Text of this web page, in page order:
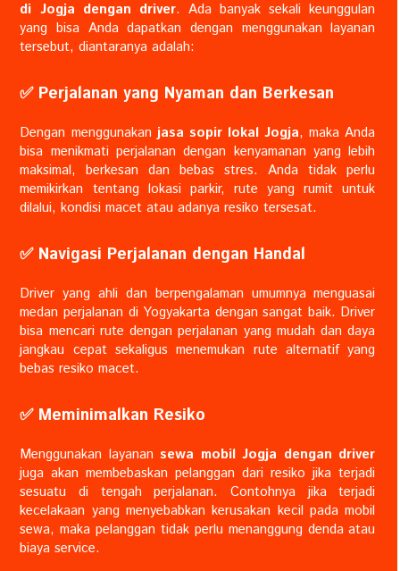
di Jogja dengan driver. Ada banyak sekali keunggulan
yang bisa Anda dapatkan dengan menggunakan layanan
tersebut, diantaranya adalah:
✅️ Perjalanan yang Nyaman dan Berkesan
Dengan menggunakan jasa sopir lokal Jogja, maka Anda
bisa menikmati perjalanan dengan kenyamanan yang lebih
maksimal, berkesan dan bebas stres. Anda tidak perlu
memikirkan tentang lokasi parkir, rute yang rumit untuk
dilalui, kondisi macet atau adanya resiko tersesat.
✅️ Navigasi Perjalanan dengan Handal
Driver yang ahli dan berpengalaman umumnya menguasai
medan perjalanan di Yogyakarta dengan sangat baik. Driver
bisa mencari rute dengan perjalanan yang mudah dan daya
jangkau cepat sekaligus menemukan rute alternatif yang
bebas resiko macet.
✅️ Meminimalkan Resiko
Menggunakan layanansewa mobil Jogja dengan driver
juga akan membebaskan pelanggan dari resiko jika terjadi
sesuatu di tengah perjalanan. Contohnya jika terjadi
kecelakaan yang menyebabkan kerusakan kecil pada mobil
sewa, maka pelanggan tidak perlu menanggung denda atau
biaya service.